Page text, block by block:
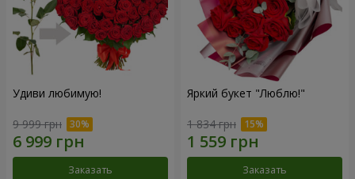
Удиви любимую!
9 999 грн
Заказать
Яркий букет "Люблю!"
1 834 грн
Заказать